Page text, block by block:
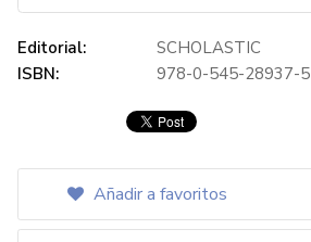
Editorial:
SCHOLASTIC
ISBN:
978-0-545-28937-5
Añadir a favoritos